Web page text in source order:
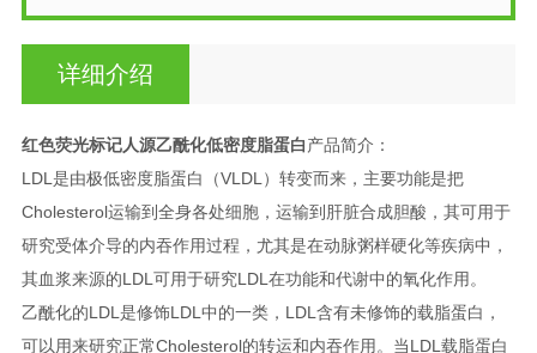
详细介绍
红色荧光标记人源乙酰化低密度脂蛋白产品简介：
LDL是由极低密度脂蛋白（VLDL）转变而来，主要功能是把
Cholesterol运输到全身各处细胞，运输到肝脏合成胆酸，其可用于
研究受体介导的内吞作用过程，尤其是在动脉粥样硬化等疾病中，
其血浆来源的LDL可用于研究LDL在功能和代谢中的氧化作用。
乙酰化的LDL是修饰LDL中的一类，LDL含有未修饰的载脂蛋白，
可以用来研究正常Cholesterol的转运和内吞作用。当LDL载脂蛋白